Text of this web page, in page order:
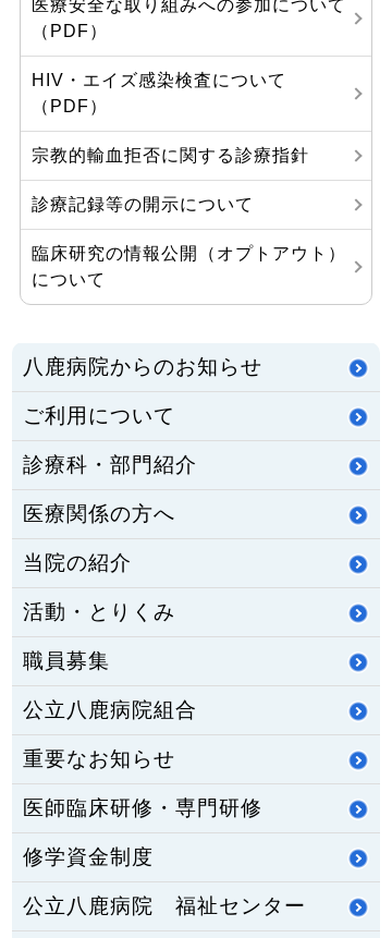
医療安全な取り組みへの参加について
（PDF）
HIV・エイズ感染検査について
（PDF）
宗教的輸血拒否に関する診療指針
診療記録等の開示について
臨床研究の情報公開（オプトアウト）
について
八鹿病院からのお知らせ
ご利用について
診療科・部門紹介
医療関係の方へ
当院の紹介
活動・とりくみ
職員募集
公立八鹿病院組合
重要なお知らせ
医師臨床研修・専門研修
修学資金制度
公立八鹿病院 福祉センター